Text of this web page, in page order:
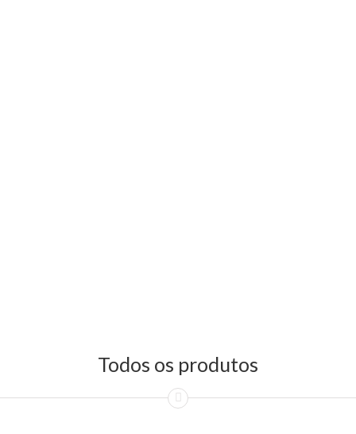
Todos os produtos